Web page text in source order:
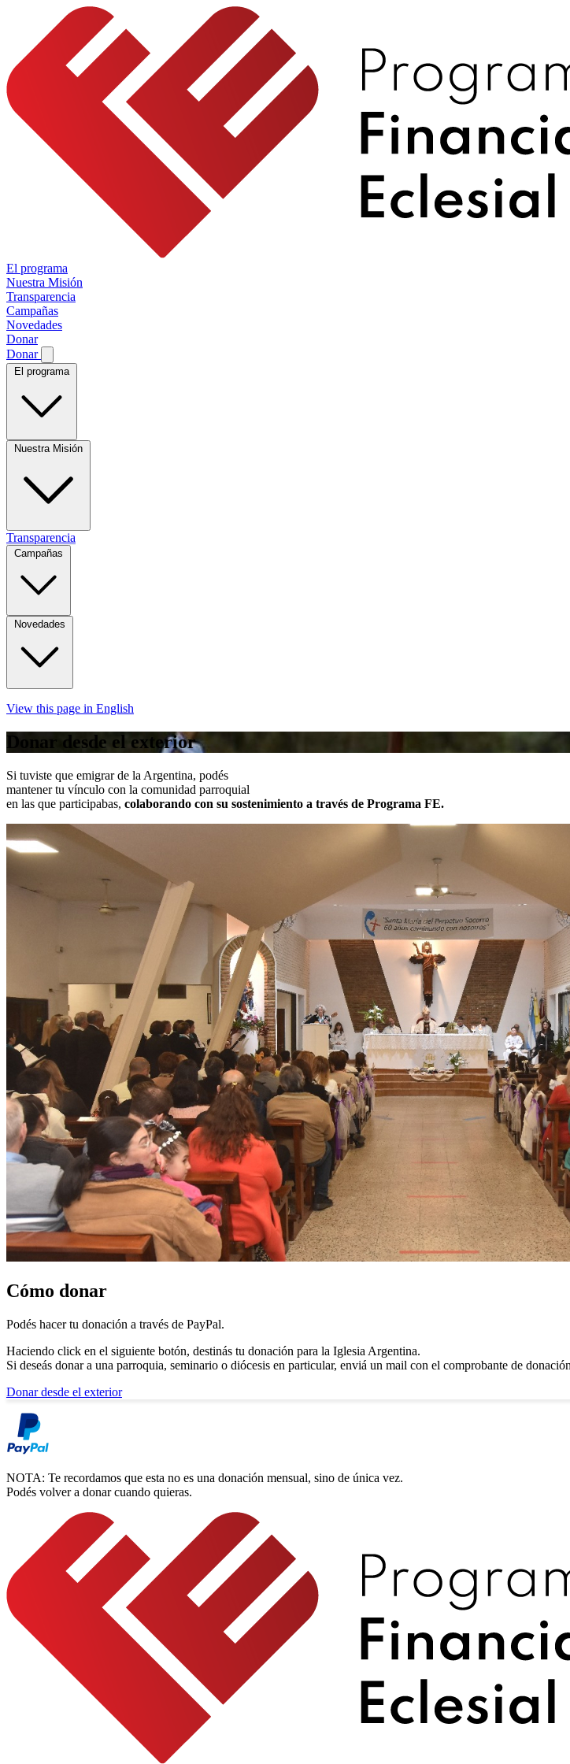
El programa
Nuestra Misión
Transparencia
Campañas
Novedades
Donar
Donar
El programa
Nuestra Misión
Transparencia
Campañas
Novedades
View this page in English
Donar desde el exterior
Si tuviste que emigrar de la Argentina, podés
mantener tu vínculo con la comunidad parroquial
en las que participabas, colaborando con su sostenimiento a través de Programa FE.
Cómo donar
Podés hacer tu donación a través de PayPal.
Haciendo click en el siguiente botón, destinás tu donación para la Iglesia Argentina.
Si deseás donar a una parroquia, seminario o diócesis en particular, enviá un mail con el comprobante de
Donar desde el exterior
NOTA: Te recordamos que esta no es una donación mensual, sino de única vez.
Podés volver a donar cuando quieras.